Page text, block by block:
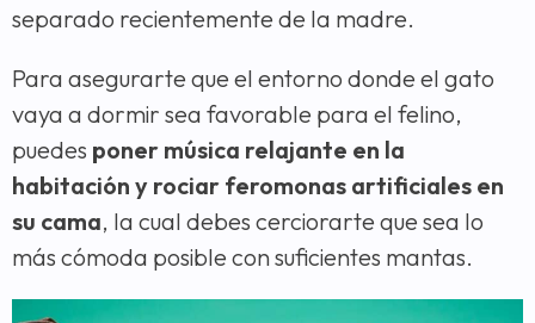
separado recientemente de la madre.
Para asegurarte que el entorno donde el gato
vaya a dormir sea favorable para el felino,
puedes poner música relajante en la
habitación y rociar feromonas artificiales en
su cama, la cual debes cerciorarte que sea lo
más cómoda posible con suficientes mantas.